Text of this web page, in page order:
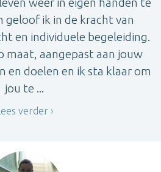
geloof ik in de kracht van
en individuele begeleiding.
maat, aangepast aan jouw
en doelen en ik sta klaar om
jou te ...
verder